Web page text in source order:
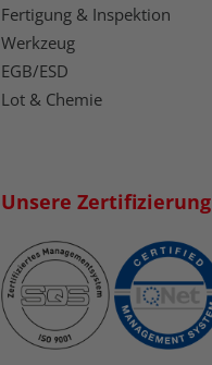
Fertigung & Inspektion
Werkzeug
EGB/ESD
Lot & Chemie
Unsere Zertifizierung